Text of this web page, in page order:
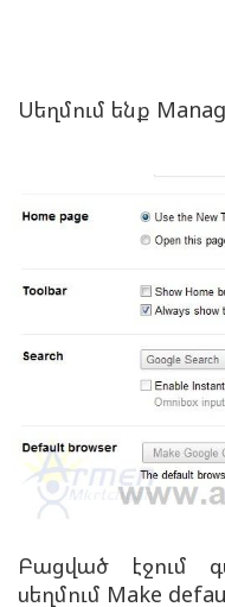
Սեղմում ենք
Բացված էջում
սեղմում Make